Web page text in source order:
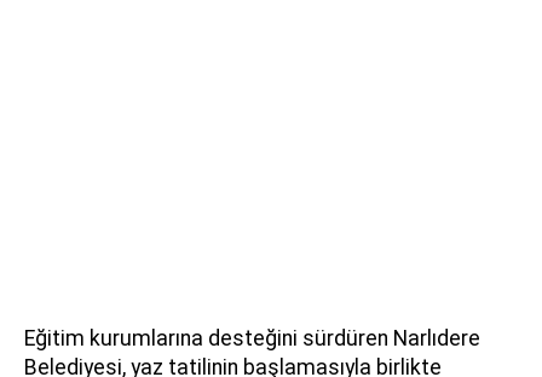
Eğitim kurumlarına desteğini sürdüren Narlıdere
Belediyesi, yaz tatilinin başlamasıyla birlikte